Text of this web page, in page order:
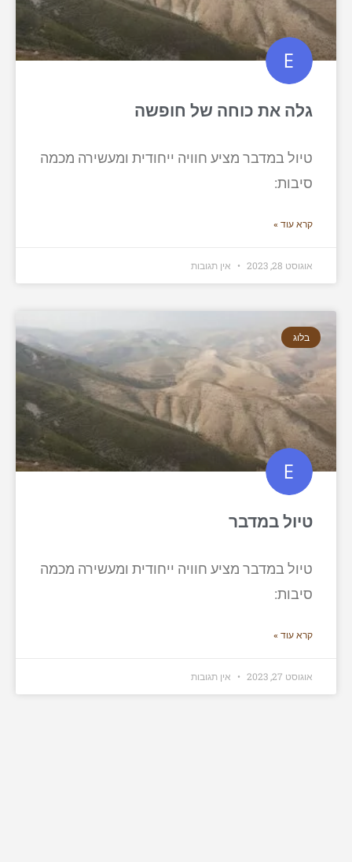
גלה את כוחה של חופשה
טיול במדבר מציע חוויה ייחודית ומעשירה מכמה
סיבות:
קרא עוד »
אוגוסט 28, 2023 אין תגובות
בלוג
טיול במדבר
טיול במדבר מציע חוויה ייחודית ומעשירה מכמה
סיבות:
קרא עוד »
אוגוסט 27, 2023 אין תגובות